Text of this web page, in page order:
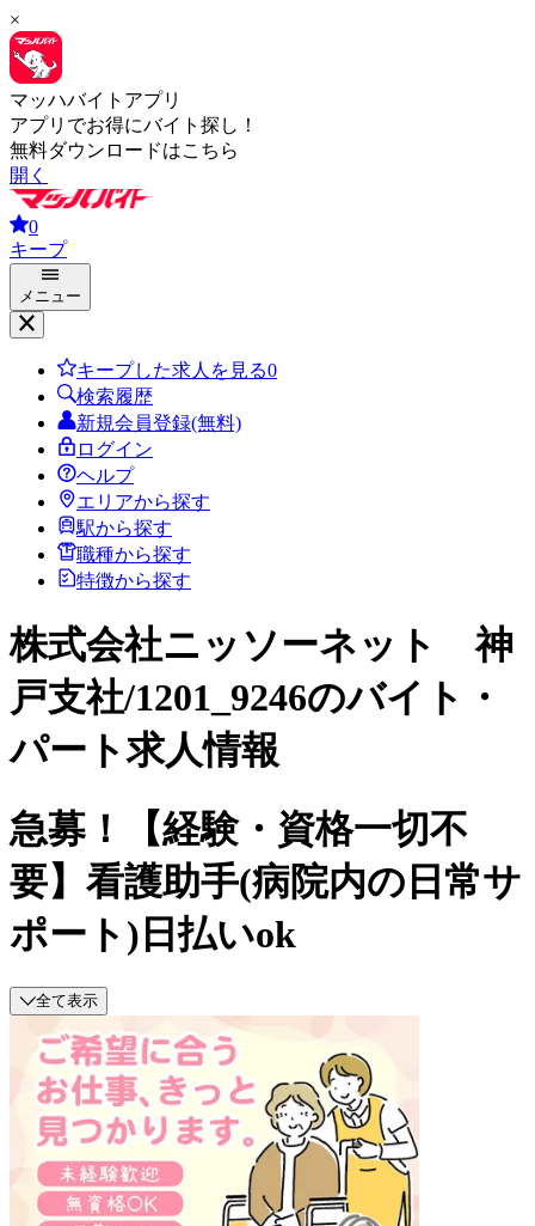
×
マッハバイトアプリ
アプリでお得にバイト探し！
無料ダウンロードはこちら
開く
0
キープ
メニュー
キープした求人を見る0
検索履歴
新規会員登録(無料)
ログイン
ヘルプ
エリアから探す
駅から探す
職種から探す
特徴から探す
株式会社ニッソーネット 神
戸支社/1201_9246のバイト・
パート求人情報
急募！【経験・資格一切不
要】看護助手(病院内の日常サ
ポート)日払いok
全て表示